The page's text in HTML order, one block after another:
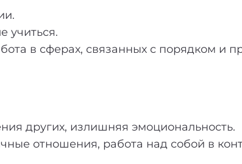
учиться.
в сферах, связанных с порядком и
других, излишняя эмоциональность.
отношения, работа над собой в